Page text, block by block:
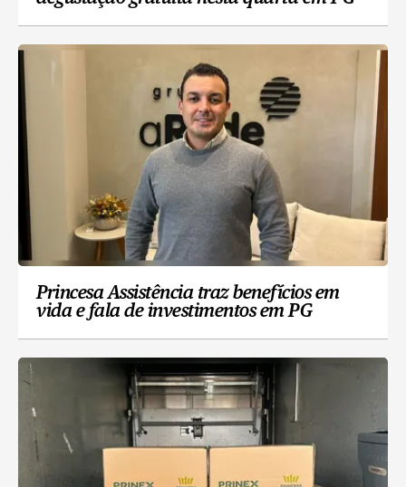
Princesa Assistência traz benefícios em
vida e fala de investimentos em PG